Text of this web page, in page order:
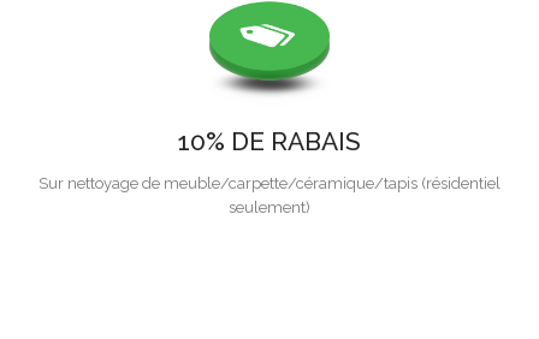
10% DE RABAIS
Sur nettoyage de meuble/carpette/céramique/tapis (résidentiel
seulement)